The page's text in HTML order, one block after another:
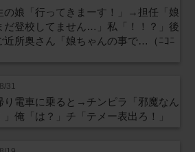
の娘「行ってきまーす！」→担任「娘
だ登校してません…」私「！！？」後
近所奥さん「娘ちゃんの事で…（ﾆｺﾆ
31
り電車に乗ると→チンピラ「邪魔なん
」俺「は？」チ「テメー表出ろ！」